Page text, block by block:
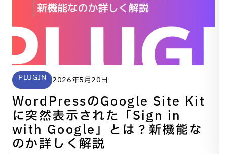
PLUGIN 2026年5月20日
WordPressのGoogle Site Kit
に突然表示された「Sign in
with Google」とは？新機能な
のか詳しく解説